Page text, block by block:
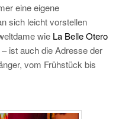
eine eigene
sich leicht vorstellen
wie La Belle Otero
ist auch die Adresse der
vom Frühstück bis